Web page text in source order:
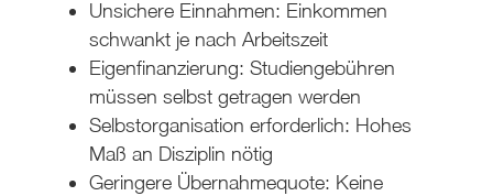
Unsichere Einnahmen: Einkommen
schwankt je nach Arbeitszeit
Eigenfinanzierung: Studiengebühren
müssen selbst getragen werden
Selbstorganisation erforderlich: Hohes
Maß an Disziplin nötig
Geringere Übernahmequote: Keine